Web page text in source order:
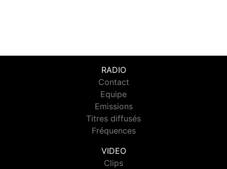
RADIO
Contact
Equipe
Emissions
Titres diffusés
Fréquences
VIDEO
Clips